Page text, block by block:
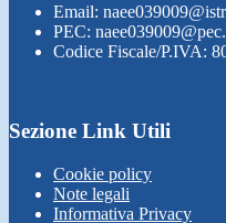
Email:
PEC:
Codice Fiscale/P.IVA:
Sezione Link Utili
Cookie policy
Note legali
Informativa Privacy